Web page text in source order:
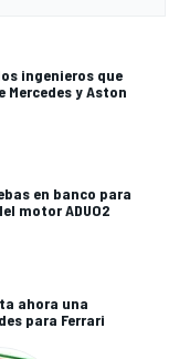
ingenieros que
Mercedes y Aston
en banco para
motor ADUO2
ahora una
para Ferrari